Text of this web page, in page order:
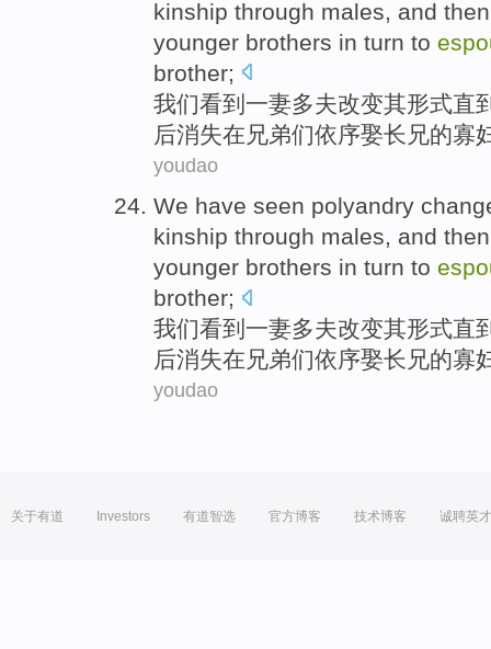
kinship through males , and then
younger brothers in turn to
brother;
我们看到一妻多夫改变其形式直
后消失在 兄弟们依序娶长兄的寡
youdao
We have seen polyandry
kinship through males, and then
younger brothers in turn to
brother;
我们看到 一妻多夫改变其形式直
后消失在 兄弟们依序娶长兄的寡
youdao
关于有道 Investors 有道智选 官方博客 技术博客 诚聘英才